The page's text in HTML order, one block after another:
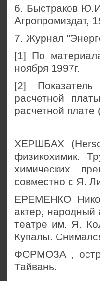
6. Быстраков
Агропромиздат,
7. Журнал
[1] По
ноября 1997г.
[2]
расчетной
расчетной плате
ХЕРШБАХ
физикохимик.
химических
совместно с Я.
ЕРЕМЕНКО
актер,
театре им. Я.
Купалы.
ФОРМОЗА ,
Тайвань.